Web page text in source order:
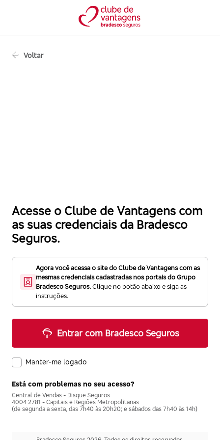
Voltar
Acesse o Clube de Vantagens com
as suas credenciais da Bradesco
Seguros.
Agora você acessa o site do Clube de Vantagens com as
mesmas credenciais cadastradas nos portais do Grupo
Bradesco Seguros.Clique no botão abaixo e siga as
instruções.
Entrar com Bradesco Seguros
Manter-me logado
Está com problemas no seu acesso?
Central de Vendas - Disque Seguros
4004 2781 - Capitais e Regiões Metropolitanas
(de segunda a sexta, das 7h40 às 20h20; e sábados das 7h40 às 14h)